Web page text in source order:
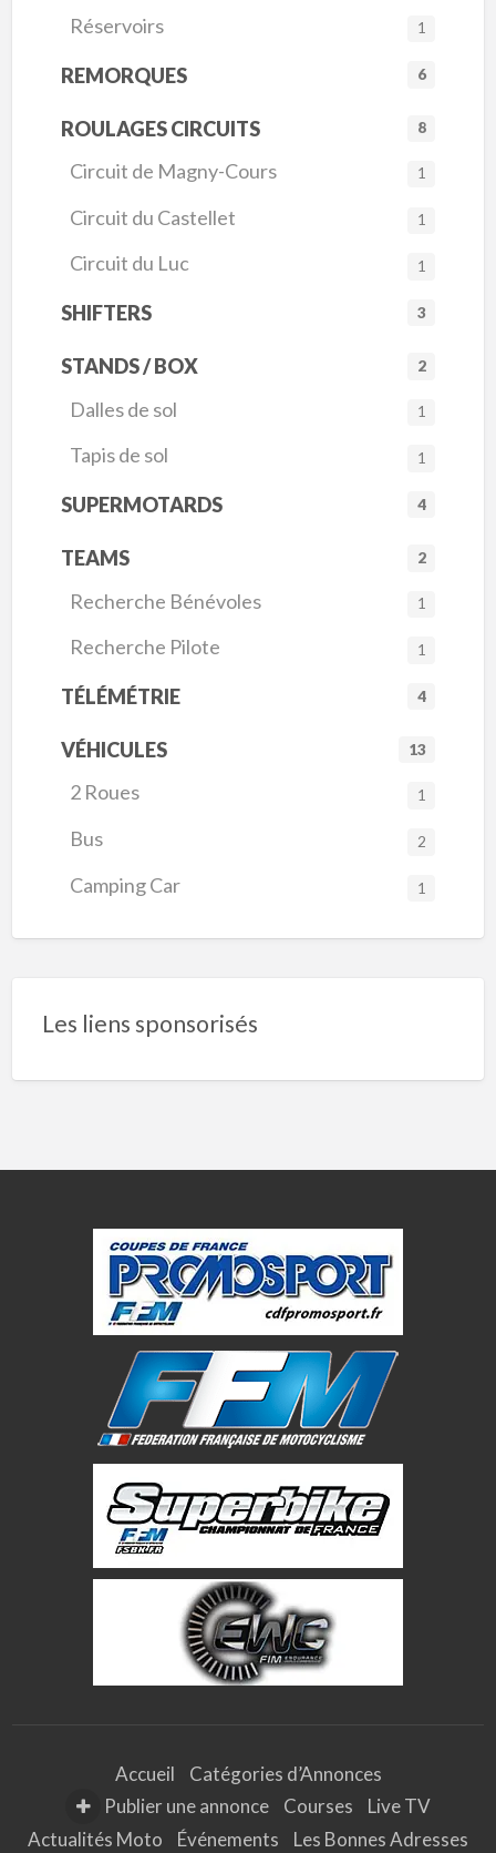
Réservoirs 1
REMORQUES 6
ROULAGES CIRCUITS 8
Circuit de Magny-Cours 1
Circuit du Castellet 1
Circuit du Luc 1
SHIFTERS 3
STANDS / BOX 2
Dalles de sol 1
Tapis de sol 1
SUPERMOTARDS 4
TEAMS 2
Recherche Bénévoles 1
Recherche Pilote 1
TÉLÉMÉTRIE 4
VÉHICULES 13
2 Roues 1
Bus 2
Camping Car 1
Les liens sponsorisés
Accueil
Catégories d’Annonces
Publier une annonce
Courses
Live TV
Actualités Moto
Événements Les Bonnes Adresses